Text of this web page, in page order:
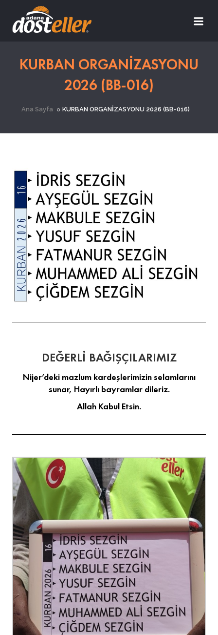
KURBAN ORGANİZASYONU
2026 (BB-016)
Ana Sayfa KURBAN ORGANİZASYONU 2026 (BB-016)
DEĞERLİ BAĞIŞÇILARIMIZ
Nijer’deki mazlum kardeşlerimizin selamlarını
sunar, Hayırlı bayramlar dileriz.
Allah Kabul Etsin.